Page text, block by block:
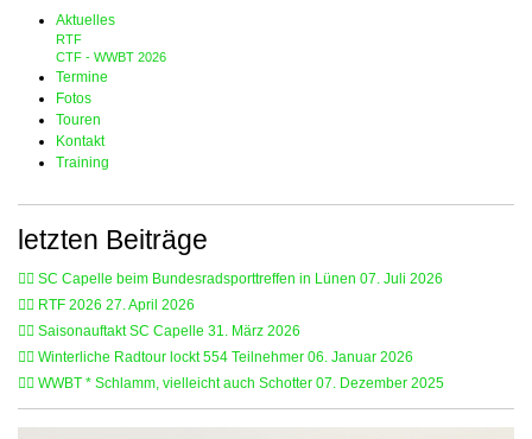
Aktuelles
RTF
CTF - WWBT 2026
Termine
Fotos
Touren
Kontakt
Training
letzten Beiträge
🚴‍♂️ SC Capelle beim Bundesradsporttreffen in Lünen 07. Juli 2026
🚴‍♂️ RTF 2026 27. April 2026
🚴‍♂️ Saisonauftakt SC Capelle 31. März 2026
🚴‍♂️ Winterliche Radtour lockt 554 Teilnehmer 06. Januar 2026
🚴‍♂️ WWBT * Schlamm, vielleicht auch Schotter 07. Dezember 2025